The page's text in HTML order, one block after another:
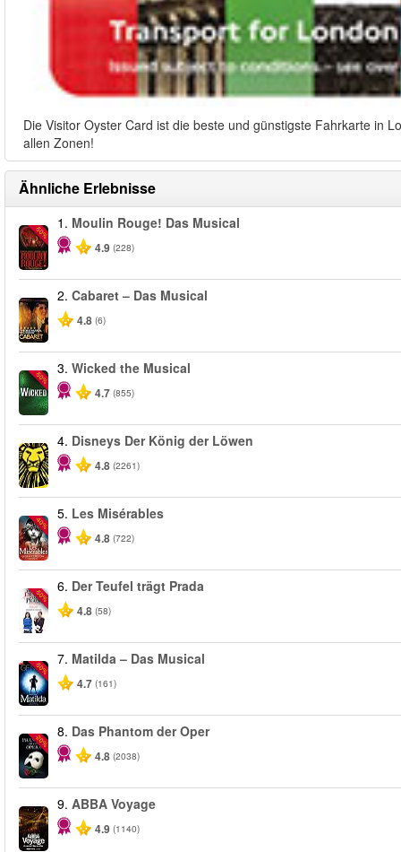
Die Visitor Oyster Card ist die beste und günstigste Fahrkarte in
allen Zonen!
Ähnliche Erlebnisse
-50%
1. Moulin Rouge! Das Musical
4.9 (228)
2. Cabaret – Das Musical
4.8 (6)
-50%
3. Wicked the Musical
4.7 (855)
4. Disneys Der König der Löwen
4.8 (2261)
-40%
5. Les Misérables
4.8 (722)
-50%
6. Der Teufel trägt Prada
4.8 (58)
-50%
7. Matilda – Das Musical
4.7 (161)
-20%
8. Das Phantom der Oper
4.8 (2038)
9. ABBA Voyage
4.9 (1140)